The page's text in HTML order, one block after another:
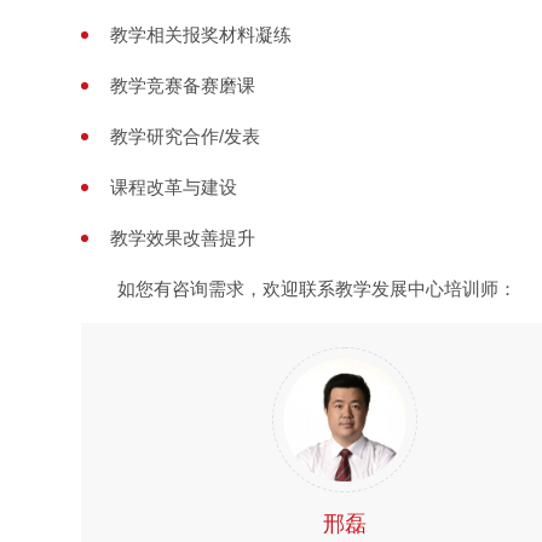
教学相关报奖材料凝练
教学竞赛备赛磨课
教学研究合作/发表
课程改革与建设
教学效果改善提升
如您有咨询需求，欢迎联系教学发展中心培训师：
邢磊